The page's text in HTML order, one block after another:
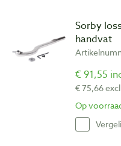
Sorby
handvat
€ 91,55
€ 75,66
Op